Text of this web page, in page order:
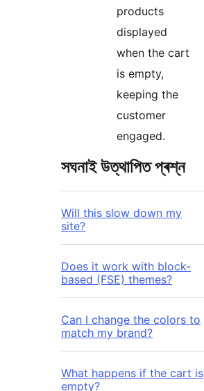
products
displayed
when the cart
is empty,
keeping the
customer
engaged.
সঘনাই উত্থাপিত প্ৰশ্ন
Will this slow down my
site?
Does it work with block-
based (FSE) themes?
Can I change the colors to
match my brand?
What happens if the cart is
empty?